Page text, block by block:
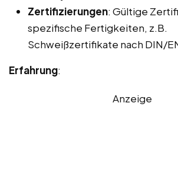
Zertifizierungen: Gültige
spezifische Fertigkeiten, z.B.
Schweißzertifikate nach DIN/
Erfahrung:
Anzeige